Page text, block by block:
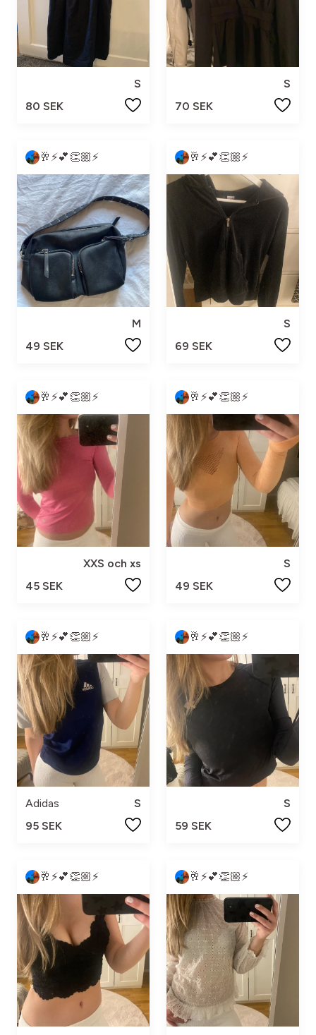
S
80 SEK
S
70 SEK
🥂⚡️💕👏🏼⚡️
M
49 SEK
🥂⚡️💕👏🏼⚡️
S
69 SEK
🥂⚡️💕👏🏼⚡️
XXS och xs
45 SEK
🥂⚡️💕👏🏼⚡️
S
49 SEK
🥂⚡️💕👏🏼⚡️
Adidas
S
95 SEK
🥂⚡️💕👏🏼⚡️
S
59 SEK
🥂⚡️💕👏🏼⚡️ 🥂⚡️💕👏🏼⚡️